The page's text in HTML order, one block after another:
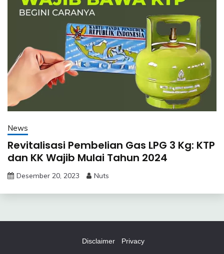
News
Revitalisasi Pembelian Gas LPG 3 Kg: KTP
dan KK Wajib Mulai Tahun 2024
Desember 20, 2023 Nuts
Disclaimer Privacy